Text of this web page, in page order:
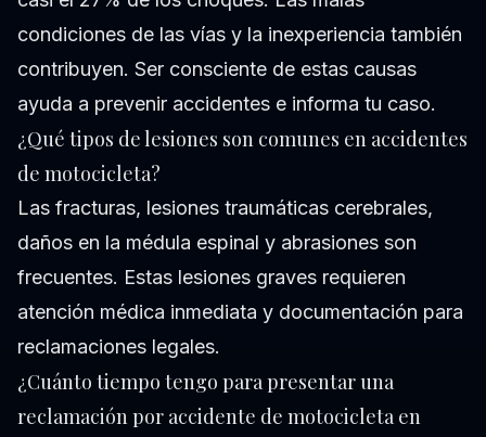
condiciones de las vías y la inexperiencia también
contribuyen. Ser consciente de estas causas
ayuda a prevenir accidentes e informa tu caso.
¿Qué tipos de lesiones son comunes en accidentes
de motocicleta?
Las fracturas, lesiones traumáticas cerebrales,
daños en la médula espinal y abrasiones son
frecuentes. Estas lesiones graves requieren
atención médica inmediata y documentación para
reclamaciones legales.
¿Cuánto tiempo tengo para presentar una
reclamación por accidente de motocicleta en